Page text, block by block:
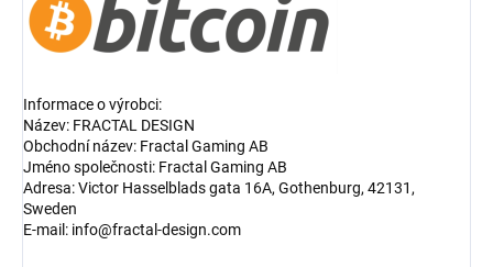
Informace o výrobci:
Název: FRACTAL DESIGN
Obchodní název: Fractal Gaming AB
Jméno společnosti: Fractal Gaming AB
Adresa: Victor Hasselblads gata 16A, Gothenburg, 42131,
Sweden
E-mail: info@fractal-design.com